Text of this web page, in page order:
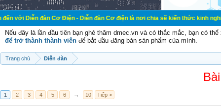
đàn Cơ Điện - Diễn đàn Cơ điện là nơi chia sẽ kiến thức kinh nghiệm
Nếu đây là lần đầu tiên bạn ghé thăm dmec.vn và có thắc mắc, bạn có
để trở thành thành viên để bắt đầu đăng bán sản phẩm của mình.
Trang chủ Diễn đàn
1 2 3 4 5 6 → 10 Tiếp >